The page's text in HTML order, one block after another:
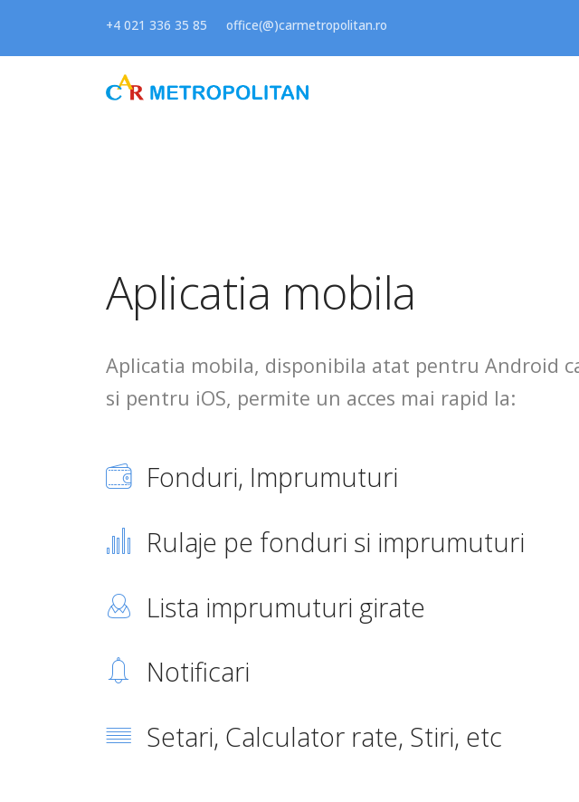
+4 021 336 35 85 office(@)carmetropolitan.ro
Aplicatia mobila
Aplicatia mobila, disponibila atat pentru Android
si pentru iOS, permite un acces mai rapid la:
Fonduri, Imprumuturi
Rulaje pe fonduri si imprumuturi
Lista imprumuturi girate
Notificari
Setari, Calculator rate, Stiri, etc